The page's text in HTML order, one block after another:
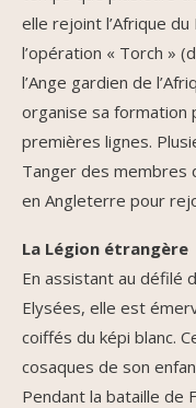
elle rejoint l’Afrique
l’opération « Torch »
l’Ange gardien de
organise sa formation
premières lignes.
Tanger des membres
en Angleterre pour
La Légion étrangère
En assistant au défilé
Elysées, elle est
coiffés du képi blanc.
cosaques de son
Pendant la bataille de